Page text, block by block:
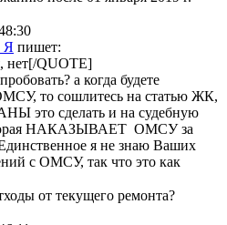
пишет:
нет[/QUOTE]
а когда будете
то сошлитесь на статью ЖК,
это сделать и на судебную
НАКАЗЫВАЕТ ОМСУ за
я не знаю Ваших
с ОМСУ, так что это как
от текущего ремонта?